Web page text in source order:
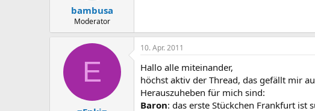
bambusa
Moderator
E
10. Apr. 2011
Hallo alle miteinander,
höchst aktiv der Thread, das gefällt mir
Herauszuheben für mich sind:
Baron: das erste Stückchen Frankfurt ist